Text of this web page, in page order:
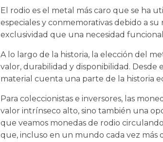
El rodio es el metal más caro que se ha
especiales y conmemorativas debido a
exclusividad que una necesidad
A lo largo de la historia, la elección del
valor, durabilidad y disponibilidad. Desde
material cuenta una parte de la historia
Para coleccionistas e inversores, las
valor intrínseco alto, sino también una
que veamos monedas de rodio
que, incluso en un mundo cada vez más